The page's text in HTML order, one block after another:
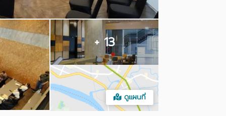
+ 13
ดูแผนที่